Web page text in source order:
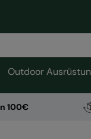
Outdoor
100€